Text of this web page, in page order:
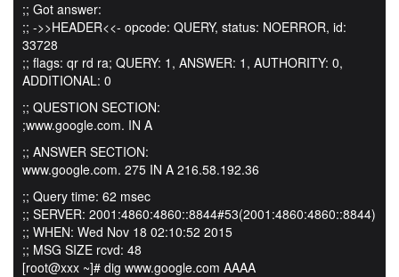
;; Got answer:
;; ->>HEADER<<- opcode: QUERY, status: NOERROR, id:
33728
;; flags: qr rd ra; QUERY: 1, ANSWER: 1, AUTHORITY: 0,
ADDITIONAL: 0
;; QUESTION SECTION:
;www.google.com. IN A
;; ANSWER SECTION:
www.google.com. 275 IN A 216.58.192.36
;; Query time: 62 msec
;; SERVER: 2001:4860:4860::8844#53(2001:4860:4860::8844)
;; WHEN: Wed Nov 18 02:10:52 2015
;; MSG SIZE rcvd: 48
[root@xxx ~]# dig www.google.com AAAA